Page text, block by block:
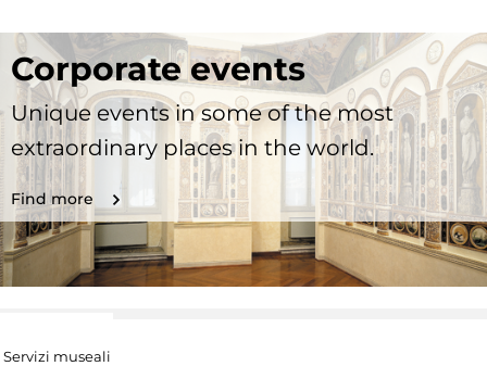
Corporate events
Unique events in some of the most
extraordinary places in the world.
Find more
Servizi museali